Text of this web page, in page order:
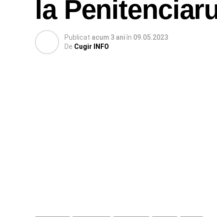
la
Publicat acum 3 aniîn 09.05.2023
De Cugir INFO